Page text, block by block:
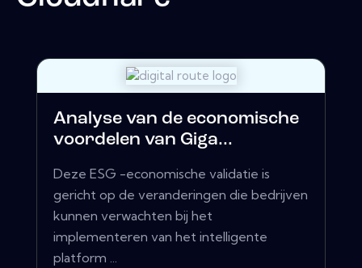
Analyse van de economische
voordelen van Giga...
Deze ESG -economische validatie is
gericht op de veranderingen die bedrijven
kunnen verwachten bij het
implementeren van het intelligente
platform ...